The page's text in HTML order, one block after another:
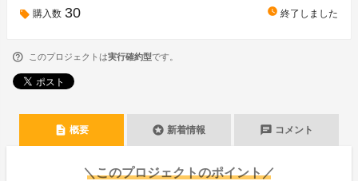
購入数 30 watch_later 終了しました
このプロジェクトは実行確約型です。
description 概要 stars 新着情報 chat コメント
＼このプロジェクトのポイント／